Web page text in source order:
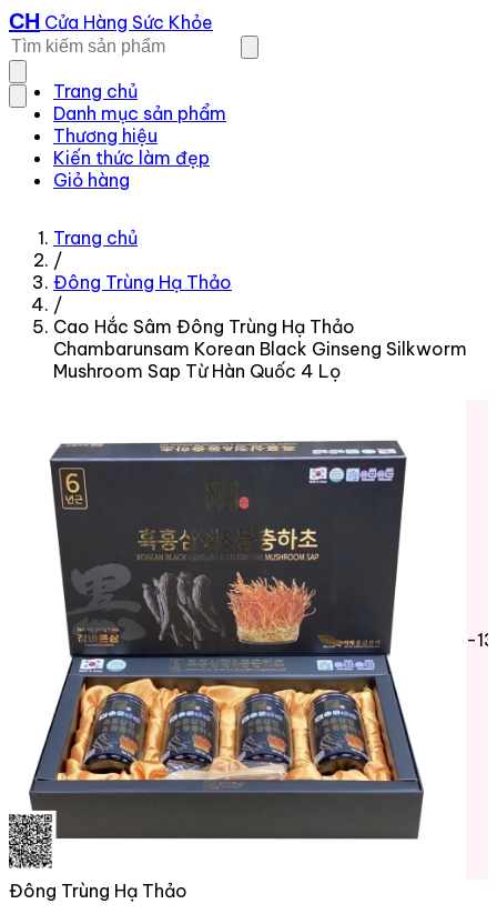
CH Cửa Hàng Sức Khỏe
Trang chủ
Danh mục sản phẩm
Thương hiệu
Kiến thức làm đẹp
Giỏ hàng
Trang chủ
/
Đông Trùng Hạ Thảo
/
Cao Hắc Sâm Đông Trùng Hạ Thảo
Chambarunsam Korean Black Ginseng Silkworm
Mushroom Sap Từ Hàn Quốc 4 Lọ
-
Đông Trùng Hạ Thảo